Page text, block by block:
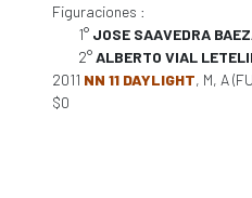
Figuraciones :
1° JOSE SAAVEDRA
2°ALBERTO VIAL
2011 NN 11 DAYLIGHT, M, A
$0